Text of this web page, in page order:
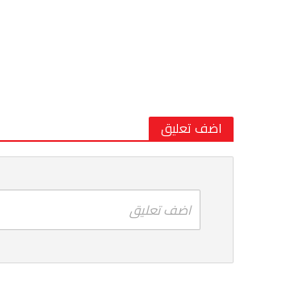
اضف تعليق
اضف تعليق